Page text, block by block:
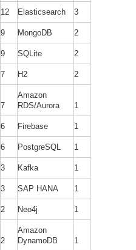
12 Elasticsearch 3
9 MongoDB 2
9 SQLite 2
7 H2 2
7
Amazon
RDS/Aurora
1
6 Firebase 1
6 PostgreSQL 1
3 Kafka 1
3 SAP HANA 1
2 Neo4j 1
2
Amazon
DynamoDB
1